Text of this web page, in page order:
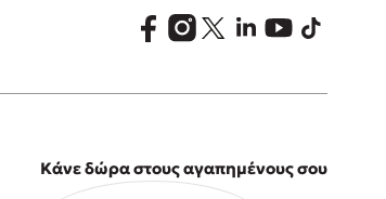
Κάνε δώρα στους αγαπημένους σου